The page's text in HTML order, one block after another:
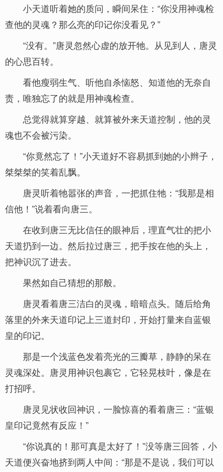
小天道听着她的质问，瞬间呆住：“你没用神魂检
查他的灵魂？那么亮的印记你没看见？”
“没有。”唐灵忽然心虚的放开牠。从见到人，唐灵
的心思百转。
看他瘦弱生气、听他自杀恼怒、知道他的无奈自
责，唯独忘了的就是用神魂检查。
总觉得就算穿越、就算被外来天道控制，他的灵
魂也不会被污染。
“你竟然忘了！”小天道好不容易抓到她的小辫子，
桀桀桀的笑着乱飘。
唐灵听着牠嚣张的声音，一把抓住牠：“我那是相
信他！”说着看向唐三。
在收到唐三无比信任的眼神后，理直气壮的把小
天道扔到一边。然后拉过唐三，把手按在他的头上，
把神识沉了进去。
果然如自己猜想的那般。
唐灵看着唐三洁白的灵魂，暗暗点头。随后给角
落里的外来天道印记上三道封印，开始打量来自蓝银
皇的印记。
那是一个浅蓝色发着亮光的三瓣草，静静的呆在
灵魂深处。唐灵用神识包裹它，它轻晃枝叶，像是在
打招呼。
唐灵见状收回神识，一脸惊喜的看着唐三：“蓝银
皇印记竟然有反应！”
“你说真的！那可真是太好了！”没等唐三回答，小
天道便兴奋地挤到两人中间：“那是不是说，我们可以